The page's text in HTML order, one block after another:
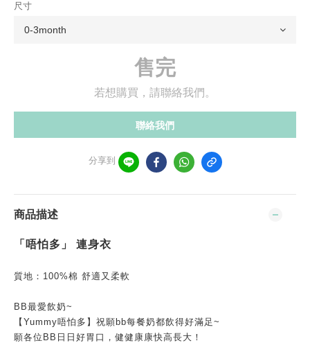
尺寸
售完
若想購買，請聯絡我們。
聯絡我們
分享到
商品描述
「唔怕多」 連身衣
質地：100%棉 舒適又柔軟
BB最愛飲奶~
【Yummy唔怕多】祝願bb每餐奶都飲得好滿足~
願各位BB日日好胃口，健健康康快高長大！